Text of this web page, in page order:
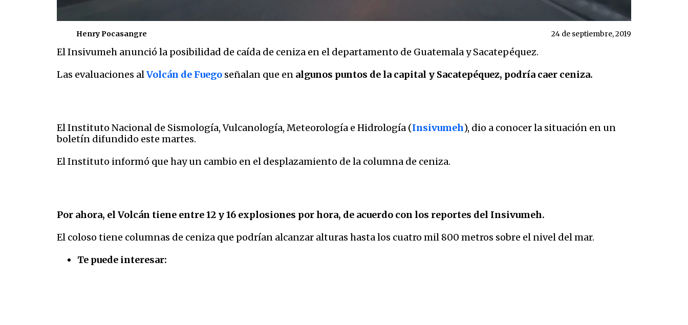
Henry Pocasangre 24 de septiembre, 2019
El Insivumeh anunció la posibilidad de caída de ceniza en el departamento de Guatemala y Sacatepéquez.
Las evaluaciones alVolcán de Fuego señalan que en algunos puntos de la capital y Sacatepéquez, podría caer ceniza.
El Instituto Nacional de Sismología, Vulcanología, Meteorología e Hidrología (Insivumeh), dio a conocer la situación en un
boletín difundido este martes.
El Instituto informó que hay un cambio en el desplazamiento de la columna de ceniza.
Por ahora, el Volcán tiene entre 12 y 16 explosiones por hora, de acuerdo con los reportes del Insivumeh.
El coloso tiene columnas de ceniza que podrían alcanzar alturas hasta los cuatro mil 800 metros sobre el nivel del mar.
Te puede interesar: